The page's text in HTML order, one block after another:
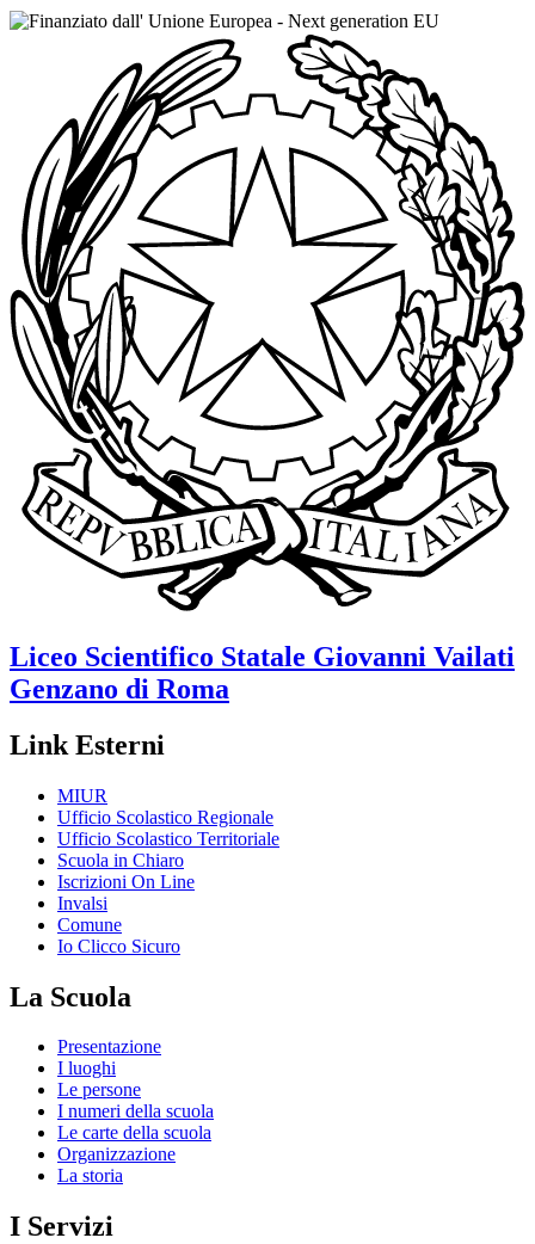
Liceo Scientifico Statale Giovanni Vailati
Genzano di Roma
Link Esterni
MIUR
Ufficio Scolastico Regionale
Ufficio Scolastico Territoriale
Scuola in Chiaro
Iscrizioni On Line
Invalsi
Comune
Io Clicco Sicuro
La Scuola
Presentazione
I luoghi
Le persone
I numeri della scuola
Le carte della scuola
Organizzazione
La storia
I Servizi